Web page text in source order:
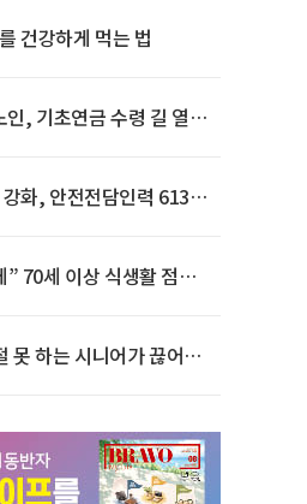
건강하게 먹는 법
, 기초연금 수령 길 열린
화, 안전전담인력 613명
70세 이상 식생활 점수
하는 시니어가 끊어야